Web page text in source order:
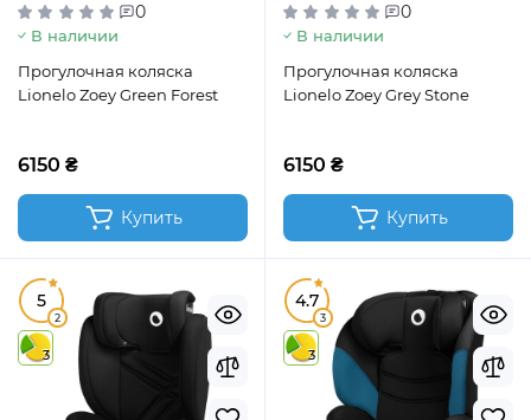
0
В наличии
Прогулочная коляска
Lionelo Zoey Green Forest
6150 ₴
Купить
0
В наличии
Прогулочная коляска
Lionelo Zoey Grey Stone
6150 ₴
Купить
5
2
3
4.7
3
3